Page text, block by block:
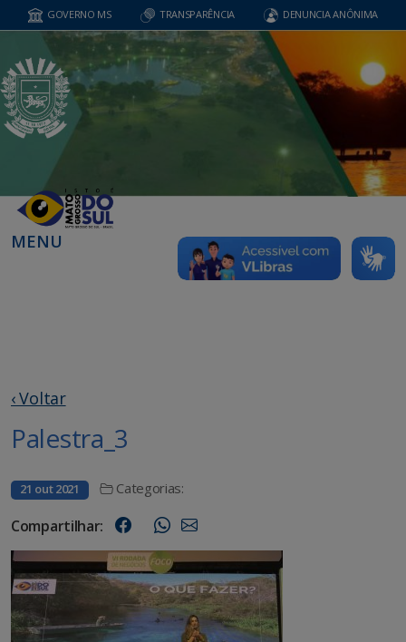
GOVERNO MS TRANSPARÊNCIA DENUNCIA ANÔNIMA
MENU
‹ Voltar
Palestra_3
21 out 2021 Categorias:
Compartilhar: